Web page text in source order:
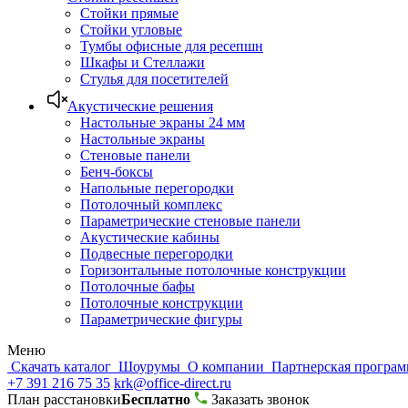
Стойки прямые
Стойки угловые
Тумбы офисные для ресепшн
Шкафы и Стеллажи
Стулья для посетителей
Акустические решения
Настольные экраны 24 мм
Настольные экраны
Стеновые панели
Бенч-боксы
Напольные перегородки
Потолочный комплекс
Параметрические стеновые панели
Акустические кабины
Подвесные перегородки
Горизонтальные потолочные конструкции
Потолочные бафы
Потолочные конструкции
Параметрические фигуры
Меню
Скачать каталог Шоурумы О компании Партнерская
+7 391 216 75 35 krk@office-direct.ru
План расстановкиБесплатно
Заказать звонок